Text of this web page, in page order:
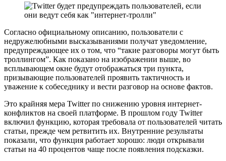
Согласно официальному описанию, пользователи с
недружелюбными высказываниями получат уведомление,
предупреждающее их о том, что “такие разговоры могут быть
троллингом”. Как показано на изображении выше, во
всплывающем окне будут отображаться три пункта,
призывающие пользователей проявить тактичность и
уважение к собеседнику и вести разговор на основе фактов.
Это крайняя мера Twitter по снижению уровня интернет-
конфликтов на своей платформе. В прошлом году Twitter
включил функцию, которая требовала от пользователей читать
статьи, прежде чем ретвитить их. Внутренние результаты
показали, что функция работает хорошо: люди открывали
статьи на 40 процентов чаще после появления подсказки.